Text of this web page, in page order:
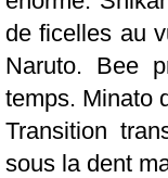
de ficelles au
Naruto. Bee
temps. Minato
Transition
sous la dent